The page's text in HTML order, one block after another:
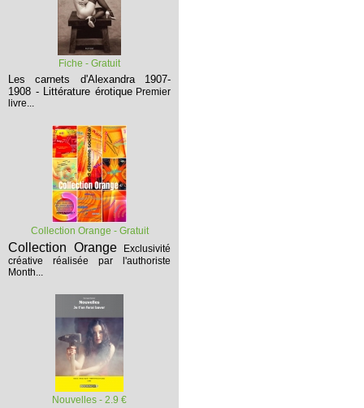
Fiche - Gratuit
Les carnets d'Alexandra 1907-
1908 - Littérature érotique Premier
livre...
Collection Orange - Gratuit
Collection Orange
Exclusivité
créative réalisée par l'authoriste
Month...
Nouvelles - 2.9 €